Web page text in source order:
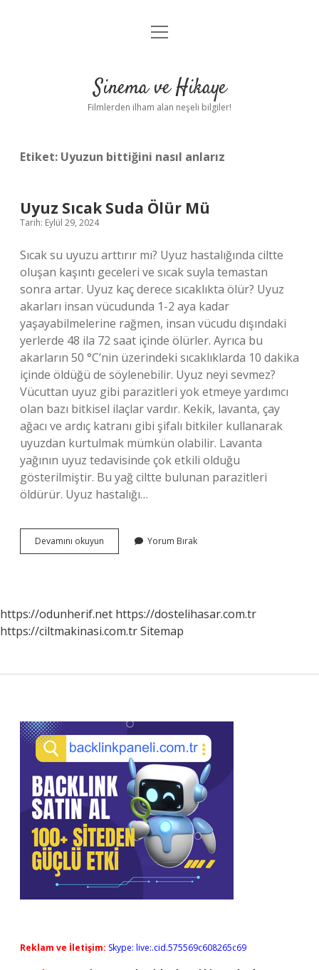
Gizlilik Politikası
Yasal Uyarı
menüyü
Sinema ve Hikaye
Filmlerden ilham alan neşeli bilgiler!
Etiket: Uyuzun bittiğini nasıl anlarız
Uyuz Sıcak Suda Ölür Mü
Tarih: Eylül 29, 2024
Sıcak su uyuzu arttırır mı? Uyuz hastalığında ciltte
oluşan kaşıntı geceleri ve sıcak suyla temastan
sonra artar. Uyuz kaç derece sıcaklıkta ölür? Uyuz
akarları insan vücudunda 1-2 aya kadar
yaşayabilmelerine rağmen, insan vücudu dışındaki
yerlerde 48 ila 72 saat içinde ölürler. Ayrıca bu
akarların 50 °C’nin üzerindeki sıcaklıklarda 10 dakika
içinde öldüğü de söylenebilir. Uyuz neyi sevmez?
Vücuttan uyuz gibi parazitleri yok etmeye yardımcı
olan bazı bitkisel ilaçlar vardır. Kekik, lavanta, çay
ağacı ve ardıç katranı gibi şifalı bitkiler kullanarak
uyuzdan kurtulmak mümkün olabilir. Lavanta
yağının uyuz tedavisinde çok etkili olduğu
gösterilmiştir. Bu yağ ciltte bulunan parazitleri
öldürür. Uyuz hastalığı…
Devamını okuyun
Sıcak
Yorum Bırak
https://odunherif.net https://dostelihasar.com.tr
https://ciltmakinasi.com.trSitemap
Sidebar
Reklam ve İletişim: Skype: live:.cid.575569c608265c69